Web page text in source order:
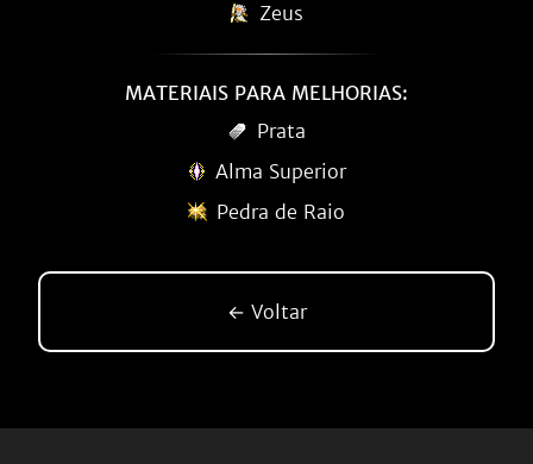
Zeus
MATERIAIS PARA MELHORIAS:
Prata
Alma Superior
Pedra de Raio
← Voltar